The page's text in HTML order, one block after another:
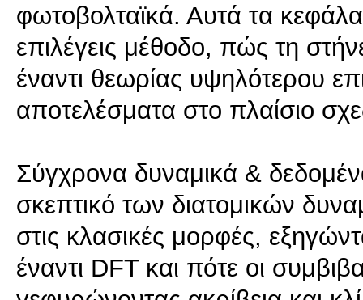
φωτοβολταϊκά. Αυτά τα
επιλέγεις μέθοδο, πώς τη
έναντι θεωρίας υψηλότερου
αποτελέσματα στο πλαίσιο
Σύγχρονα δυναμικά &
σκεπτικό των διατομικών
στις κλασικές μορφές,
έναντι DFT και πότε οι